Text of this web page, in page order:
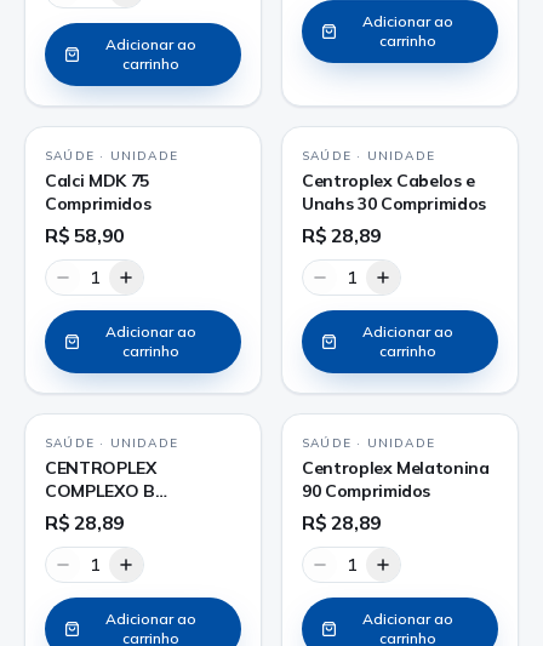
Adicionar ao
carrinho
Adicionar ao
carrinho
SAÚDE · UNIDADE
Calci MDK 75
Comprimidos
R$ 58,90
1
Adicionar ao
carrinho
SAÚDE · UNIDADE
Centroplex Cabelos e
Unahs 30 Comprimidos
R$ 28,89
1
Adicionar ao
carrinho
SAÚDE · UNIDADE
CENTROPLEX
COMPLEXO B
COMPRIMIDO
R$ 28,89
1
Adicionar ao
carrinho
SAÚDE · UNIDADE
Centroplex Melatonina
90 Comprimidos
R$ 28,89
1
Adicionar ao
carrinho